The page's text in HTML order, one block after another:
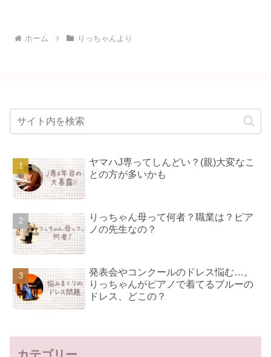
ホーム りっちゃんより
ヤマハJ専ってしんどい？(親)大変なこ
との方が多いかも
りっちゃん母って何者？職業は？ピア
ノの先生なの？
発表会やコンクールのドレス悩む…。
りっちゃんがピアノで着てるブルーの
ドレス、どこの？